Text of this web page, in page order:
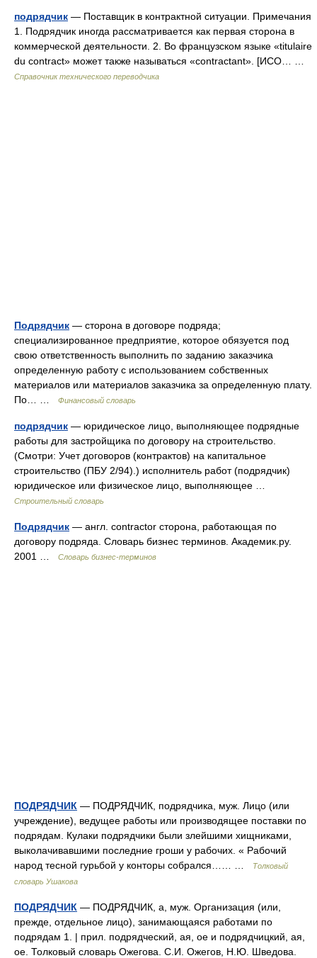
подрядчик — Поставщик в контрактной ситуации. Примечания
1. Подрядчик иногда рассматривается как первая сторона в
коммерческой деятельности. 2. Во французском языке «titulaire
du contract» может также называться «contractant». [ИСО… …
Справочник технического переводчика
Подрядчик — сторона в договоре подряда;
специализированное предприятие, которое обязуется под
свою ответственность выполнить по заданию заказчика
определенную работу с использованием собственных
материалов или материалов заказчика за определенную плату.
По… …
Финансовый словарь
подрядчик — юридическое лицо, выполняющее подрядные
работы для застройщика по договору на строительство.
(Смотри: Учет договоров (контрактов) на капитальное
строительство (ПБУ 2/94).) исполнитель работ (подрядчик)
юридическое или физическое лицо, выполняющее …
Строительный словарь
Подрядчик — англ. contractor сторона, работающая по
договору подряда. Словарь бизнес терминов. Академик.ру.
2001 …
Словарь бизнес-терминов
ПОДРЯДЧИК — ПОДРЯДЧИК, подрядчика, муж. Лицо (или
учреждение), ведущее работы или производящее поставки по
подрядам. Кулаки подрядчики были злейшими хищниками,
выколачивавшими последние гроши у рабочих. « Рабочий
народ тесной гурьбой у конторы собрался…… …
Толковый
словарь Ушакова
ПОДРЯДЧИК — ПОДРЯДЧИК, а, муж. Организация (или,
прежде, отдельное лицо), занимающаяся работами по
подрядам 1. | прил. подрядческий, ая, ое и подрядчицкий, ая,
ое. Толковый словарь Ожегова. С.И. Ожегов, Н.Ю. Шведова.